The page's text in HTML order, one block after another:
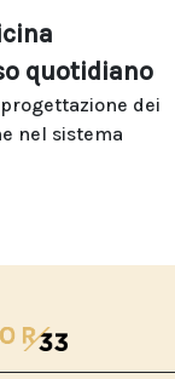
quotidiano
dei
nel sistema